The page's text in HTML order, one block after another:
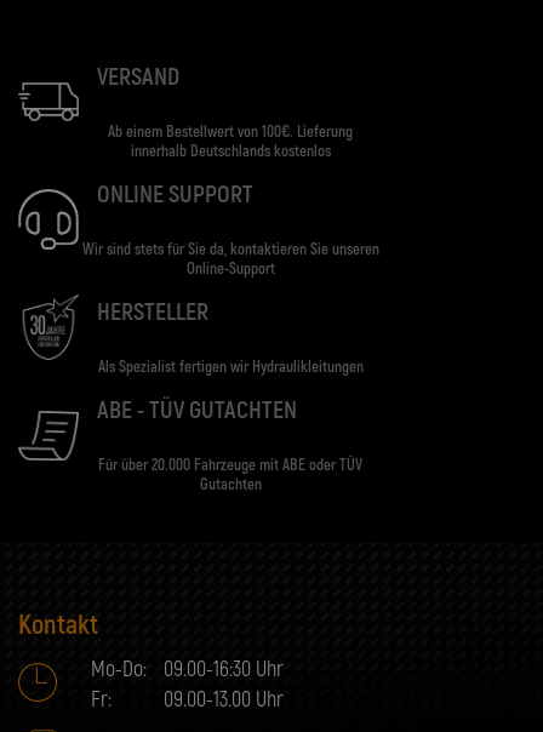
VERSAND
Ab einem Bestellwert von 100€. Lieferung
innerhalb Deutschlands kostenlos
ONLINE SUPPORT
Wir sind stets für Sie da, kontaktieren Sie unseren
Online-Support
HERSTELLER
Als Spezialist fertigen wir Hydraulikleitungen
ABE - TÜV GUTACHTEN
Für über 20.000 Fahrzeuge mit ABE oder TÜV
Gutachten
Kontakt
Mo-Do:
09.00-16:30 Uhr
Fr:
09.00-13.00 Uhr